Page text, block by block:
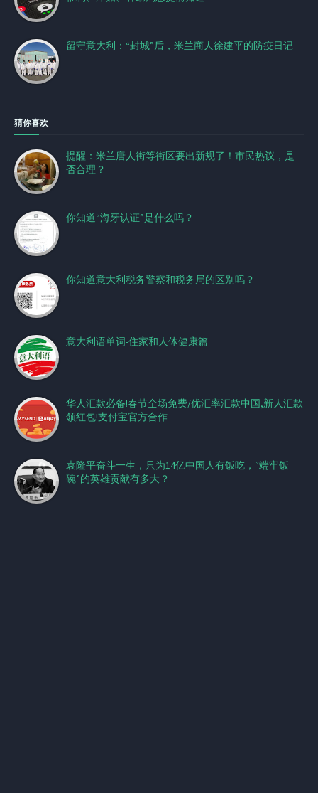
留守意大利：“封城”后，米兰商人徐建平的防疫日记
猜你喜欢
提醒：米兰唐人街等街区要出新规了！市民热议，是
否合理？
你知道“海牙认证”是什么吗？
你知道意大利税务警察和税务局的区别吗？
意大利语单词-住家和人体健康篇
华人汇款必备!春节全场免费/优汇率汇款中国,新人汇款
领红包!支付宝官方合作
袁隆平奋斗一生，只为14亿中国人有饭吃，“端牢饭
碗”的英雄贡献有多大？